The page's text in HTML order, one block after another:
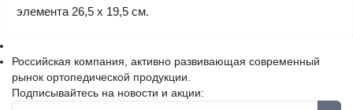
элемента 26,5 х 19,5 см.
Российская компания, активно развивающая современный
рынок ортопедической продукции.
Подписывайтесь на новости и акции: